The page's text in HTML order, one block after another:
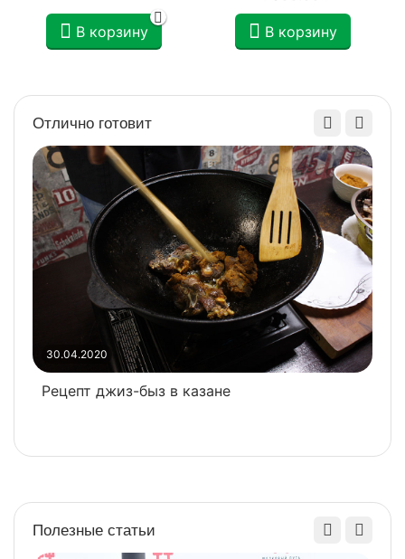
В корзину В корзину
Отлично готовит
30.04.2020
Рецепт джиз-быз в казане
Полезные статьи